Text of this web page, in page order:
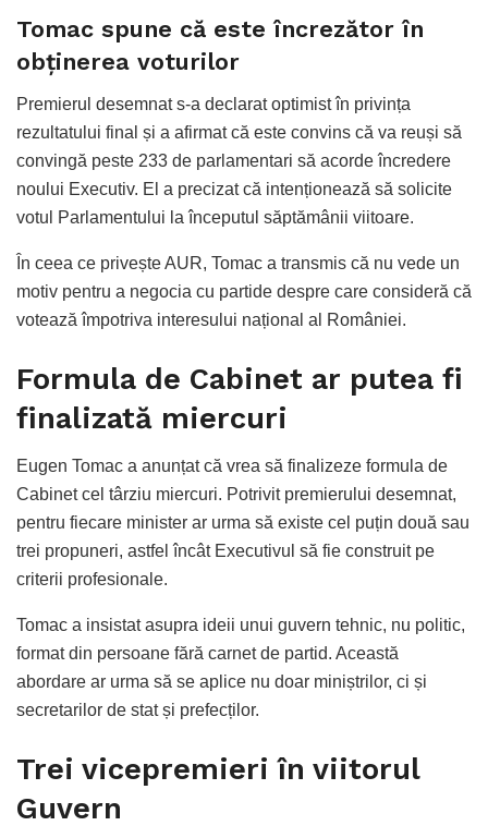
Tomac spune că este încrezător în
obținerea voturilor
Premierul desemnat s-a declarat optimist în privința
rezultatului final și a afirmat că este convins că va reuși să
convingă peste 233 de parlamentari să acorde încredere
noului Executiv. El a precizat că intenționează să solicite
votul Parlamentului la începutul săptămânii viitoare.
În ceea ce privește AUR, Tomac a transmis că nu vede un
motiv pentru a negocia cu partide despre care consideră că
votează împotriva interesului național al României.
Formula de Cabinet ar putea fi
finalizată miercuri
Eugen Tomac a anunțat că vrea să finalizeze formula de
Cabinet cel târziu miercuri. Potrivit premierului desemnat,
pentru fiecare minister ar urma să existe cel puțin două sau
trei propuneri, astfel încât Executivul să fie construit pe
criterii profesionale.
Tomac a insistat asupra ideii unui guvern tehnic, nu politic,
format din persoane fără carnet de partid. Această
abordare ar urma să se aplice nu doar miniștrilor, ci și
secretarilor de stat și prefecților.
Trei vicepremieri în viitorul
Guvern